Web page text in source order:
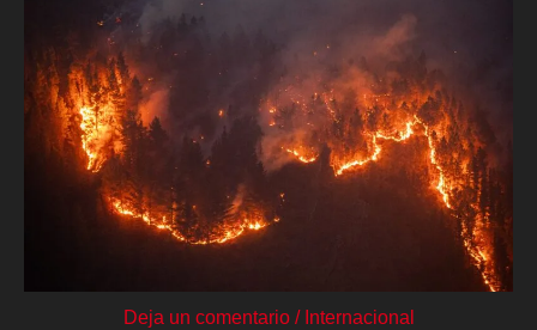
Deja un comentario / Internacional